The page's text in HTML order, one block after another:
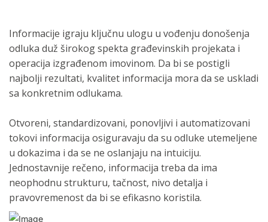
Informacije igraju ključnu ulogu u vođenju donošenja
odluka duž širokog spekta građevinskih projekata i
operacija izgrađenom imovinom. Da bi se postigli
najbolji rezultati, kvalitet informacija mora da se uskladi
sa konkretnim odlukama.
Otvoreni, standardizovani, ponovljivi i automatizovani
tokovi informacija osiguravaju da su odluke utemeljene
u dokazima i da se ne oslanjaju na intuiciju.
Jednostavnije rečeno, informacija treba da ima
neophodnu strukturu, tačnost, nivo detalja i
pravovremenost da bi se efikasno koristila.